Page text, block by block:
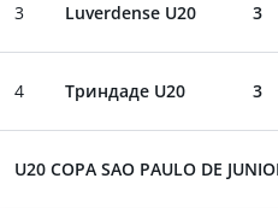
3 Luverdense U20 3
4 Триндаде U20 3
U20 COPA SAO PAULO DE